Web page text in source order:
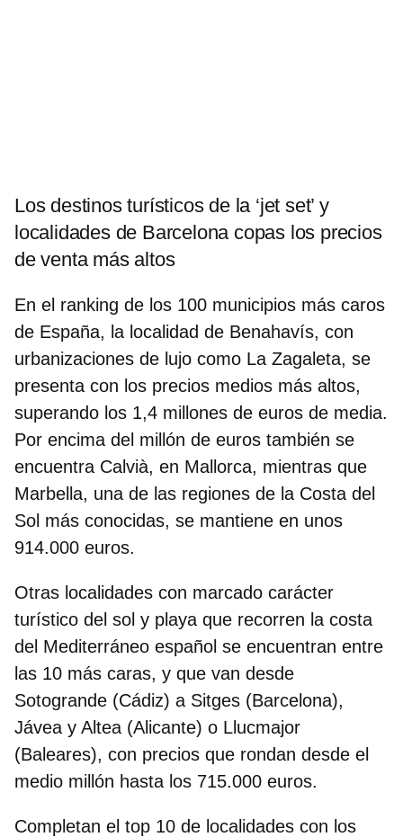
Los destinos turísticos de la ‘jet set’ y
localidades de Barcelona copas los precios
de venta más altos
En el ranking de los 100 municipios más caros
de España, la localidad de Benahavís, con
urbanizaciones de lujo como La Zagaleta, se
presenta con los precios medios más altos,
superando los 1,4 millones de euros de media.
Por encima del millón de euros también se
encuentra Calvià, en Mallorca, mientras que
Marbella, una de las regiones de la Costa del
Sol más conocidas, se mantiene en unos
914.000 euros.
Otras localidades con marcado carácter
turístico del sol y playa que recorren la costa
del Mediterráneo español se encuentran entre
las 10 más caras, y que van desde
Sotogrande (Cádiz) a Sitges (Barcelona),
Jávea y Altea (Alicante) o Llucmajor
(Baleares), con precios que rondan desde el
medio millón hasta los 715.000 euros.
Completan el top 10 de localidades con los